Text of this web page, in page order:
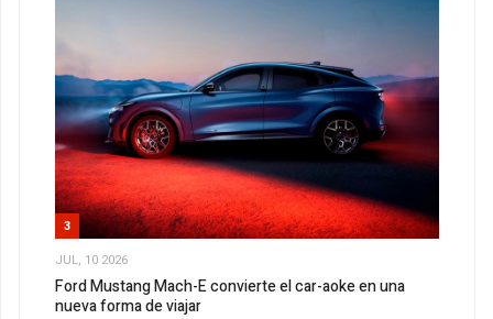
3
JUL, 10 2026
Ford Mustang Mach-E convierte el car-aoke en una
nueva forma de viajar